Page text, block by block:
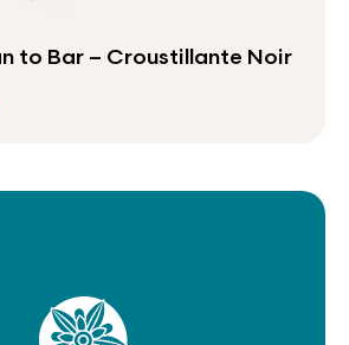
to Bar – Croustillante Noir